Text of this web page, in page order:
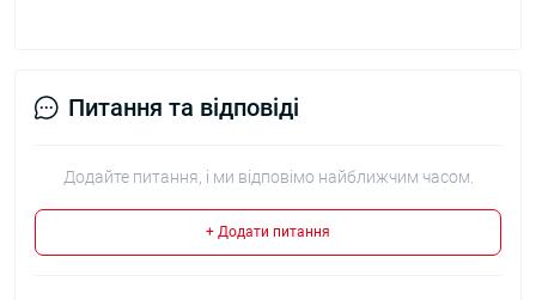
Питання та відповіді
Додайте питання, і ми відповімо найближчим часом.
+ Додати питання